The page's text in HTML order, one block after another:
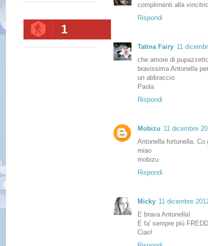
complimenti alla
Rispondi
Tatina Fairy 11
che amore di
bravissima Antonella
un abbraccio
Paola
Rispondi
Mobizu 11 dicembre
Antonella fortunella. Co
miao
mobizu
Rispondi
Micky 11 dicembre
E brava Antonella!
E fa' sempre più
Ciao!
1